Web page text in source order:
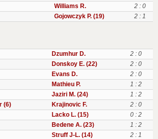
Williams R.
2 : 0
Gojowczyk P. (19) 2 : 1
Dzumhur D.
2 : 0
Donskoy E. (22)
2 : 0
Evans D.
2 : 0
Mathieu P.
1 : 2
Jaziri M. (24)
1 : 2
(6) Krajinovic F.
2 : 0
Lacko L. (15)
0 : 2
Bedene A. (23)
1 : 2
Struff J-L. (14)
2 : 1